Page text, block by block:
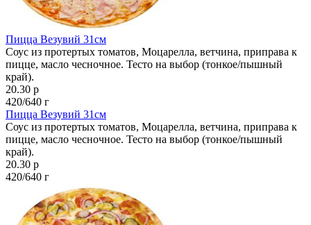
Пицца Везувий 31см
Соус из протертых томатов, Моцарелла, ветчина, приправа к
пицце, масло чесночное. Тесто на выбор (тонкое/пышный
край).
20.30 р
420/640 г
Пицца Везувий 31см
Соус из протертых томатов, Моцарелла, ветчина, приправа к
пицце, масло чесночное. Тесто на выбор (тонкое/пышный
край).
20.30 р
420/640 г